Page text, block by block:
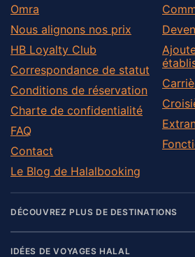
Omra
Nous alignons nos prix
HB Loyalty Club
Correspondance de statut
Conditions de réservation
Charte de confidentialité
FAQ
Contact
Le Blog de Halalbooking
DÉCOUVREZ PLUS DE DESTINATIONS
IDÉES DE VOYAGES HALAL